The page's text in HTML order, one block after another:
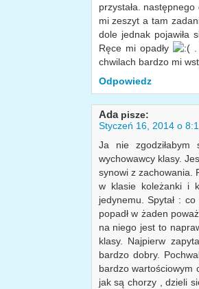
przystała. następnego
mi zeszyt a tam
dole jednak pojawiła
Ręce mi opadły
.
chwilach bardzo mi
Odpowiedz
Ada pisze:
Styczeń 16, 2014 o
Ja nie
wychowawcy klasy.
synowi z zachowania.
w klasie koleżanki i
jedynemu. Spytał :
popadł w żaden
na niego jest to
klasy. Najpierw
bardzo dobry.
bardzo wartościowym
jak są chorzy , dzieli